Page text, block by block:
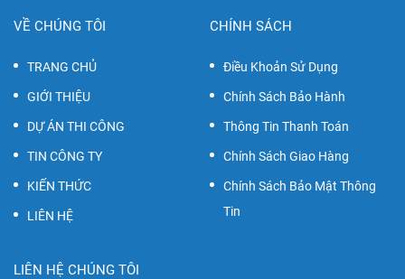
VỀ CHÚNG TÔI
TRANG CHỦ
GIỚI THIỆU
DỰ ÁN THI CÔNG
TIN CÔNG TY
KIẾN THỨC
LIÊN HỆ
CHÍNH SÁCH
Điều Khoản Sử Dụng
Chính Sách Bảo Hành
Thông Tin Thanh Toán
Chính Sách Giao Hàng
Chính Sách Bảo Mật Thông
Tin
LIÊN HỆ CHÚNG TÔI